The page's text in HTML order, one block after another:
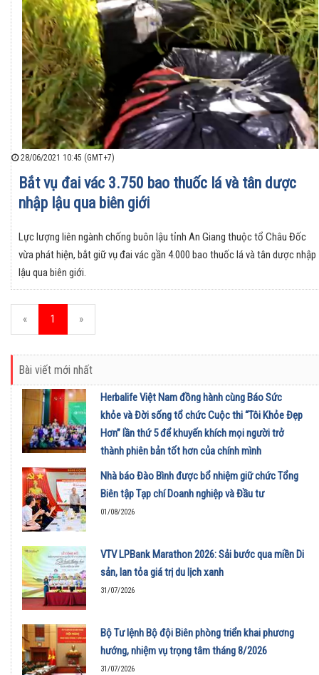
28/06/2021 10:45 (GMT+7)
Bắt vụ đai vác 3.750 bao thuốc lá và tân dược
nhập lậu qua biên giới
Lực lượng liên ngành chống buôn lậu tỉnh An Giang thuộc tổ Châu Đốc
vừa phát hiện, bắt giữ vụ đai vác gần 4.000 bao thuốc lá và tân dược nhập
lậu qua biên giới.
« 1 »
Bài viết mới nhất
Herbalife Việt Nam đồng hành cùng Báo Sức
khỏe và Đời sống tổ chức Cuộc thi “Tôi Khỏe Đẹp
Hơn” lần thứ 5 để khuyến khích mọi người trở
thành phiên bản tốt hơn của chính mình
01/08/2026
Nhà báo Đào Bình được bổ nhiệm giữ chức Tổng
Biên tập Tạp chí Doanh nghiệp và Đầu tư
01/08/2026
VTV LPBank Marathon 2026: Sải bước qua miền Di
sản, lan tỏa giá trị du lịch xanh
31/07/2026
Bộ Tư lệnh Bộ đội Biên phòng triển khai phương
hướng, nhiệm vụ trọng tâm tháng 8/2026
31/07/2026